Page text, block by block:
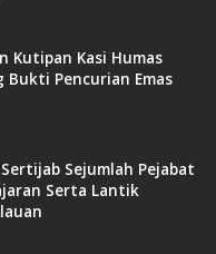
Kutipan Kasi Humas
Bukti Pencurian Emas
Sejumlah Pejabat
Serta Lantik